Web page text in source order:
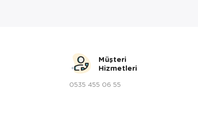
Müşteri
Hizmetleri
0535 455 06 55